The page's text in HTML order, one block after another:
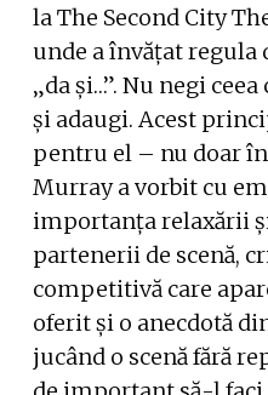
la The Second City
unde a învățat
„da și…”. Nu negi
și adaugi. Acest
pentru el – nu doar
Murray a vorbit cu
importanța relaxării
partenerii de scenă,
competitivă care
oferit și o anecdotă
jucând o scenă fără